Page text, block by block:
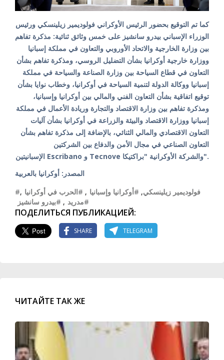
كما تم التوقيع بحضور الرئيس الأوكراني فولوديمير زيلينسكي ورئيس
الوزراء الإسباني بيدرو سانشيز على خمس وثائق ثنائية: مذكرة تفاهم
بين وزارة الخارجية والاتحاد الأوروبي والتعاون في مملكة إسبانيا
ووزارة خارجية أوكرانيا بشأن التضليل الروسي، ومذكرة تفاهم بشأن
التعاون في قطاع السياحة بين وزارة الصناعة والسياحة في مملكة
إسبانيا ووكالة الدولة لتنمية السياحة في أوكرانيا، وخطاب نوايا بشأن
توقيع اتفاقية بشأن التعاون الفني والمالي بين أوكرانيا وإسبانيا،
ومذكرة تفاهم بين وزارة الاقتصاد والتجارة وريادة الأعمال في مملكة
إسبانيا ووزارة الاقتصاد والبيئة والزراعة في أوكرانيا بشأن آليات
التعاون الاقتصادي والمالي الثنائي، بالإضافة إلى مذكرة تفاهم بشأن
التعاون الصناعي في مجال الأمن والدفاع بين الشركتين
الإسبانيتين Escribano و Tecnove والشركة الأوكرانية "براكتيكا".
المصدر: أوكرانيا بالعربية
#فولوديمير زيلينسكي, #أوكرانيا وإسبانيا , #الحرب في أوكرانيا ,
#مدريد , #بيدرو سانشيز
ПОДЕЛИТЬСЯ ПУБЛИКАЦИЕЙ:
SHARE TELEGRAM
ЧИТАЙТЕ ТАК ЖЕ